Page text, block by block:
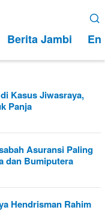
Berita Jambi
Kasus Jiwasraya,
Panja
Asuransi Paling
dan Bumiputera
Hendrisman Rahim